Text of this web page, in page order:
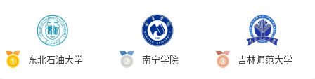
东北石油大学 南宁学院 吉林师范大学